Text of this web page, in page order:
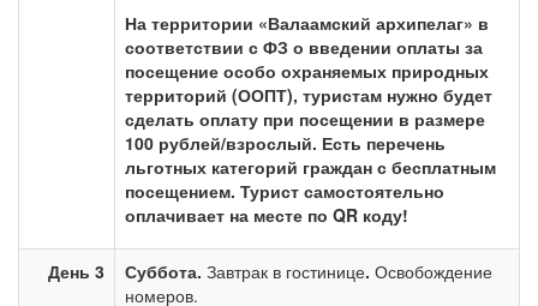
На территории «Валаамский архипелаг» в
соответствии с ФЗ о введении оплаты за
посещение особо охраняемых природных
территорий (ООПТ), туристам нужно будет
сделать оплату при посещении в размере
100 рублей/взрослый. Есть перечень
льготных категорий граждан с бесплатным
посещением. Турист самостоятельно
оплачивает на месте по QR коду!
День 3 Суббота. Завтрак в гостинице. Освобождение
номеров.